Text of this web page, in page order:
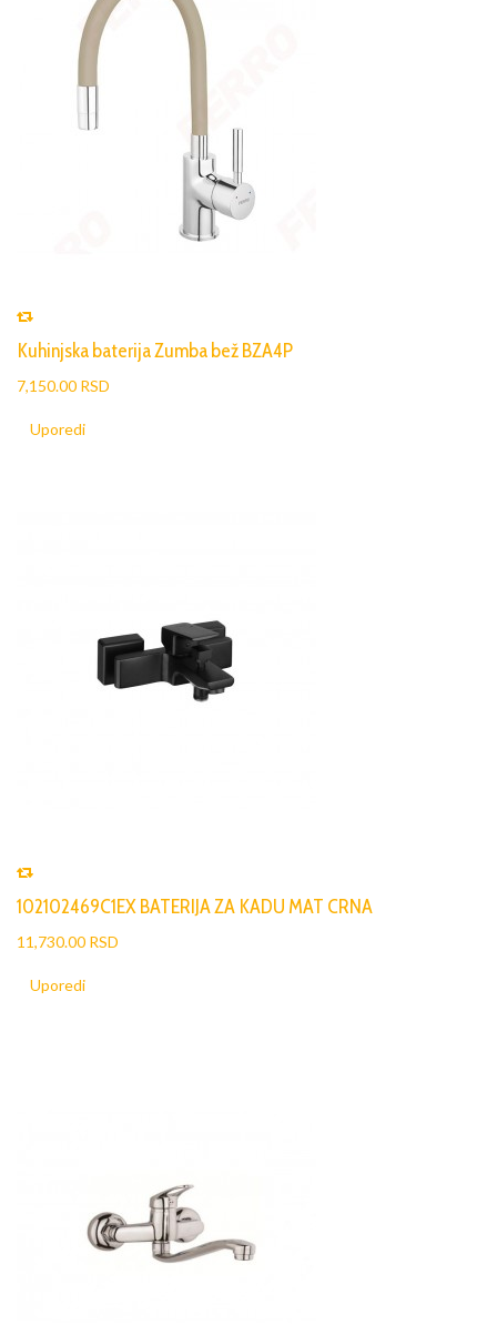
Kuhinjska baterija Zumba bež BZA4P
7,150.00 RSD
Uporedi
102102469C1EX BATERIJA ZA KADU MAT CRNA
11,730.00 RSD
Uporedi